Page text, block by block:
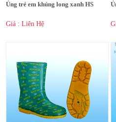
Ủng trẻ em khủng long xanh HS
Giá : Liên Hệ